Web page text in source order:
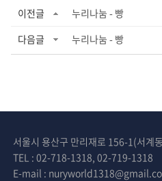
이전글
누리나눔 - 빵
다음글
누리나눔 - 빵
서울시 용산구 만리재로 156-1(서계
TEL : 02-718-1318, 02-719-1318
E-mail :